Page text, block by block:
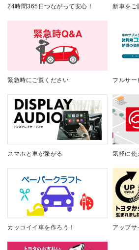
24時間365日つながって安心！ 新車をご
緊急時にご覧ください フルサー
スマホと車が繋がる 気軽に使
カッコイイ車を作ろう！ アップサ